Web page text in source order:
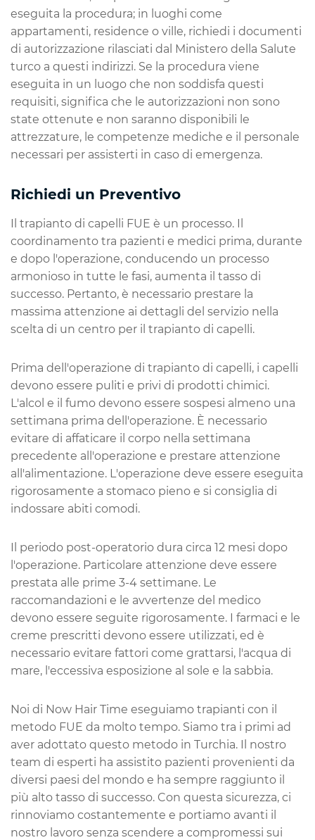
eseguita la procedura; in luoghi come
appartamenti, residence o ville, richiedi i documenti
di autorizzazione rilasciati dal Ministero della Salute
turco a questi indirizzi. Se la procedura viene
eseguita in un luogo che non soddisfa questi
requisiti, significa che le autorizzazioni non sono
state ottenute e non saranno disponibili le
attrezzature, le competenze mediche e il personale
necessari per assisterti in caso di emergenza.
Richiedi un Preventivo
Il trapianto di capelli FUE è un processo. Il
coordinamento tra pazienti e medici prima, durante
e dopo l'operazione, conducendo un processo
armonioso in tutte le fasi, aumenta il tasso di
successo. Pertanto, è necessario prestare la
massima attenzione ai dettagli del servizio nella
scelta di un centro per il trapianto di capelli.
Prima dell'operazione di trapianto di capelli, i capelli
devono essere puliti e privi di prodotti chimici.
L'alcol e il fumo devono essere sospesi almeno una
settimana prima dell'operazione. È necessario
evitare di affaticare il corpo nella settimana
precedente all'operazione e prestare attenzione
all'alimentazione. L'operazione deve essere eseguita
rigorosamente a stomaco pieno e si consiglia di
indossare abiti comodi.
Il periodo post-operatorio dura circa 12 mesi dopo
l'operazione. Particolare attenzione deve essere
prestata alle prime 3-4 settimane. Le
raccomandazioni e le avvertenze del medico
devono essere seguite rigorosamente. I farmaci e le
creme prescritti devono essere utilizzati, ed è
necessario evitare fattori come grattarsi, l'acqua di
mare, l'eccessiva esposizione al sole e la sabbia.
Noi di Now Hair Time eseguiamo trapianti con il
metodo FUE da molto tempo. Siamo tra i primi ad
aver adottato questo metodo in Turchia. Il nostro
team di esperti ha assistito pazienti provenienti da
diversi paesi del mondo e ha sempre raggiunto il
più alto tasso di successo. Con questa sicurezza, ci
rinnoviamo costantemente e portiamo avanti il
nostro lavoro senza scendere a compromessi sui